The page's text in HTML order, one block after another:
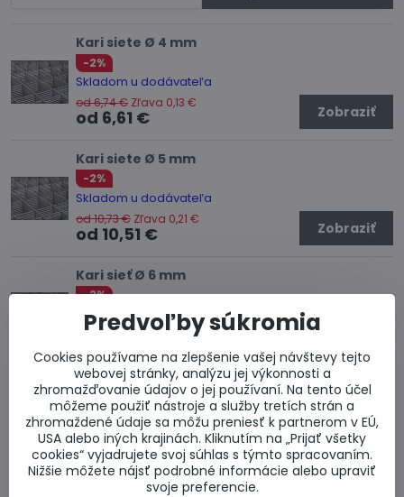
Kari siete Ø 4 mm
-2%
Skladom u dodávateľa
od 6,61 €
od 6,74 € Zľava 0,13 €
Zobraziť
Kari siete Ø 5 mm
-2%
Skladom u dodávateľa
od 10,51 €
od 10,73 € Zľava 0,21 €
Zobraziť
Kari sieť Ø 6 mm
-2%
Skladom u dodávateľa
od 15,25 €
od 15,56 € Zľava 0,31 €
Kari sieť Ø 8 mm
-2%
Skladom u dodávateľa
od 26,99 €
od 27,54 €Zľava 0,55 €
Zobraziť
Predvoľby súkromia
Cookies používame na zlepšenie vašej návštevy tejto
webovej stránky, analýzu jej výkonnosti a
zhromažďovanie údajov o jej používaní. Na tento účel
môžeme použiť nástroje a služby tretích strán a
zhromaždené údaje sa môžu preniesť k partnerom v EÚ,
USA alebo iných krajinách. Kliknutím na „Prijať všetky
cookies“ vyjadrujete svoj súhlas s týmto spracovaním.
Nižšie môžete nájsť podrobné informácie alebo upraviť
svoje preferencie.